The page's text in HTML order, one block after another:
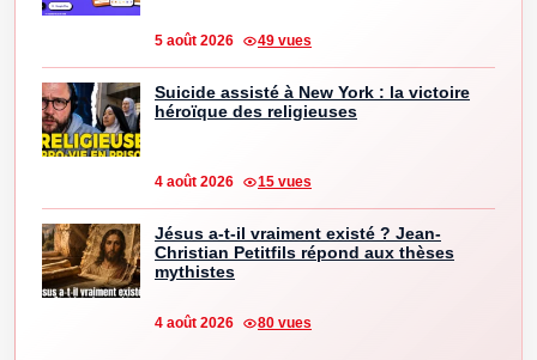
5 août 2026 49 vues
Suicide assisté à New York : la victoire
héroïque des religieuses
4 août 2026 15 vues
Jésus a-t-il vraiment existé ? Jean-
Christian Petitfils répond aux thèses
mythistes
4 août 2026 80 vues